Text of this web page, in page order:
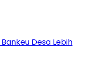
Desa Lebih